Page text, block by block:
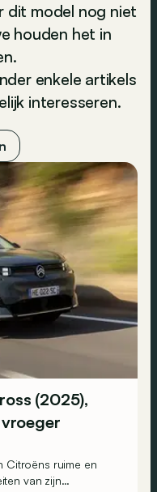
dit model nog niet
houden het in
enkele artikels
interesseren.
(2025),
Citroëns ruime en
van zijn